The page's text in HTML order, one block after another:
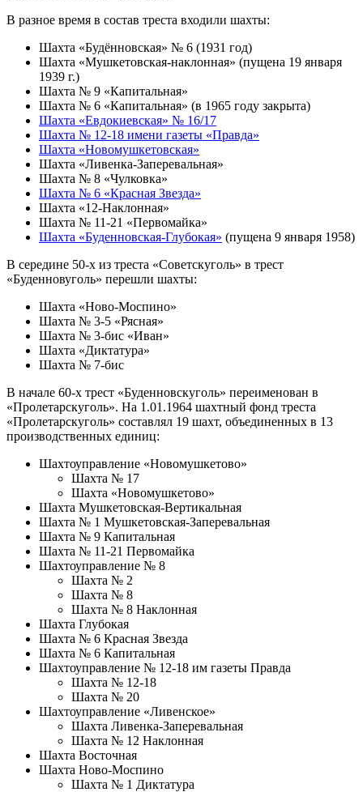
В разное время в состав треста входили шахты:
Шахта «Будённовская» № 6 (1931 год)
Шахта «Мушкетовская-наклонная» (пущена 19 января
1939 г.)
Шахта № 9 «Капитальная»
Шахта № 6 «Капитальная» (в 1965 году закрыта)
Шахта «Евдокиевская» № 16/17
Шахта № 12-18 имени газеты «Правда»
Шахта «Новомушкетовская»
Шахта «Ливенка-Заперевальная»
Шахта № 8 «Чулковка»
Шахта № 6 «Красная Звезда»
Шахта «12-Наклонная»
Шахта № 11-21 «Первомайка»
Шахта «Буденновская-Глубокая» (пущена 9 января 1958)
В середине 50-х из треста «Советскуголь» в трест
«Буденновуголь» перешли шахты:
Шахта «Ново-Моспино»
Шахта № 3-5 «Рясная»
Шахта № 3-бис «Иван»
Шахта «Диктатура»
Шахта № 7-бис
В начале 60-х трест «Буденновскуголь» переименован в
«Пролетарскуголь». На 1.01.1964 шахтный фонд треста
«Пролетарскуголь» составлял 19 шахт, объединенных в 13
производственных единиц:
Шахтоуправление «Новомушкетово»
Шахта № 17
Шахта «Новомушкетово»
Шахта Мушкетовская-Вертикальная
Шахта № 1 Мушкетовская-Заперевальная
Шахта № 9 Капитальная
Шахта № 11-21 Первомайка
Шахтоуправление № 8
Шахта № 2
Шахта № 8
Шахта № 8 Наклонная
Шахта Глубокая
Шахта № 6 Красная Звезда
Шахта № 6 Капитальная
Шахтоуправление № 12-18 им газеты Правда
Шахта № 12-18
Шахта № 20
Шахтоуправление «Ливенское»
Шахта Ливенка-Заперевальная
Шахта № 12 Наклонная
Шахта Восточная
Шахта Ново-Моспино
Шахта № 1 Диктатура